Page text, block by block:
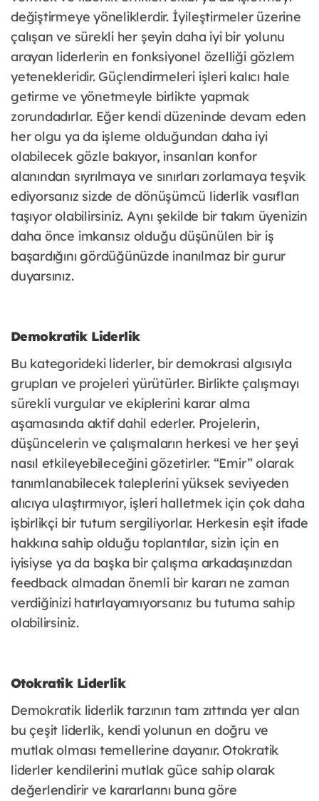
değiştirmeye yöneliklerdir. İyileştirmeler üzerine
çalışan ve sürekli her şeyin daha iyi bir yolunu
arayan liderlerin en fonksiyonel özelliği gözlem
yetenekleridir. Güçlendirmeleri işleri kalıcı hale
getirme ve yönetmeyle birlikte yapmak
zorundadırlar. Eğer kendi düzeninde devam eden
her olgu ya da işleme olduğundan daha iyi
olabilecek gözle bakıyor, insanları konfor
alanından sıyrılmaya ve sınırları zorlamaya teşvik
ediyorsanız sizde de dönüşümcü liderlik vasıfları
taşıyor olabilirsiniz. Aynı şekilde bir takım üyenizin
daha önce imkansız olduğu düşünülen bir iş
başardığını gördüğünüzde inanılmaz bir gurur
duyarsınız.
Demokratik Liderlik
Bu kategorideki liderler, bir demokrasi algısıyla
grupları ve projeleri yürütürler. Birlikte çalışmayı
sürekli vurgular ve ekiplerini karar alma
aşamasında aktif dahil ederler. Projelerin,
düşüncelerin ve çalışmaların herkesi ve her şeyi
nasıl etkileyebileceğini gözetirler. “Emir” olarak
tanımlanabilecek taleplerini yüksek seviyeden
alıcıya ulaştırmıyor, işleri halletmek için çok daha
işbirlikçi bir tutum sergiliyorlar. Herkesin eşit ifade
hakkına sahip olduğu toplantılar, sizin için en
iyisiyse ya da başka bir çalışma arkadaşınızdan
feedback almadan önemli bir kararı ne zaman
verdiğinizi hatırlayamıyorsanız bu tutuma sahip
olabilirsiniz.
Otokratik Liderlik
Demokratik liderlik tarzının tam zıttında yer alan
bu çeşit liderlik, kendi yolunun en doğru ve
mutlak olması temellerine dayanır. Otokratik
liderler kendilerini mutlak güce sahip olarak
değerlendirir ve kararlarını buna göre